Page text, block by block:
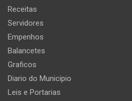
Receitas
Servidores
Empenhos
Balancetes
Graficos
Diario do Municipio
Leis e Portarias